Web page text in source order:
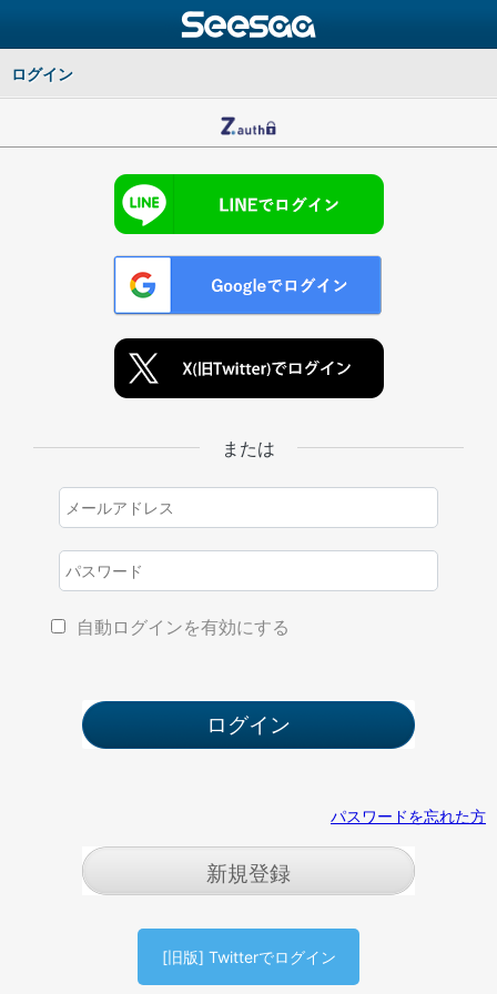
ログイン
または
自動ログインを有効にする
パスワードを忘れた方
新規登録
[旧版] Twitterでログイン